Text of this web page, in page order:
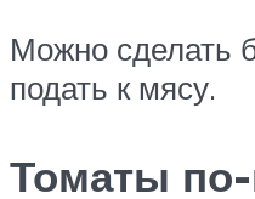
Можно сделать
подать к мясу.
Томаты